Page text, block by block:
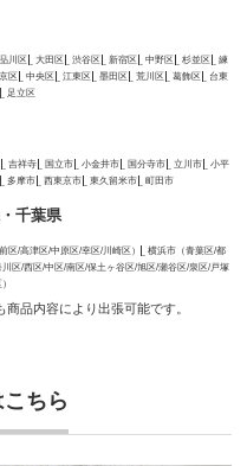
品川区 大田区 渋谷区 新宿区 中野区 杉並区
練
区 中央区 江東区 墨田区 荒川区 葛飾区
台東
足立区
吉祥寺 国立市 小金井市 国分寺市 立川市
小平
多摩市 西東京市 東久留米市 町田市
千葉県
区/高津区/中原区/幸区/川崎区）
横浜市（青葉区/都
区/西区/中区/南区/保土ヶ谷区/旭区/瀬谷区/泉区/戸塚
品内容により出張可能です。
ちら